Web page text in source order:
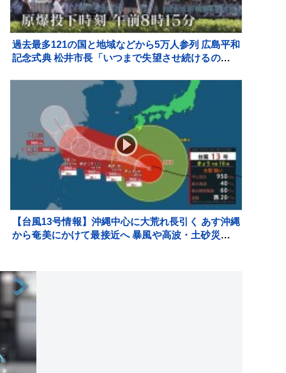
過去最多121の国と地域などから5万人参列 広島平和
記念式典 松井市長「いつまで失望させ続けるのです
【台風13号情報】沖縄中心に大荒れ長引く あす沖縄
から奄美にかけて最接近へ 暴風や高波・土砂災害に